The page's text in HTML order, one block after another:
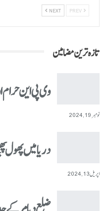
NEXT
تازہ ترین مضامین
وی پی این
نومبر 19, 2024
دریا میں پھول
اپریل 13, 2024